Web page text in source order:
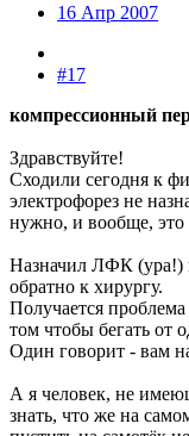
16 Апр 2007
#17
компрессионный
Здравствуйте!
Сходили сегодня к
электрофорез не
нужно, и вообще, это
Назначил ЛФК (ура!)
обратно к хирургу.
Получается
том чтобы бегать от
Один говорит - вам
А я человек, не
знать, что же на